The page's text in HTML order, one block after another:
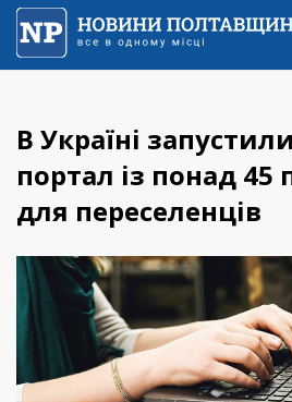
В Україні
портал із понад 45
для переселенців